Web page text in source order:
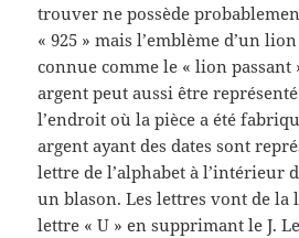
trouver ne possède
« 925 » mais l’emblème d’un
connue comme le « lion passant
argent peut aussi être
l’endroit où la pièce a été
argent ayant des dates sont
lettre de l’alphabet à l’intérieur
un blason. Les lettres vont de la
lettre « U » en supprimant le J.